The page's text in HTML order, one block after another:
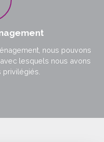
nous pouvons
lesquels nous avons